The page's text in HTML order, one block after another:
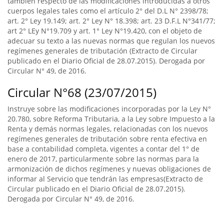
cuerpos legales tales como el artículo 2° del D.L N° 2398/78;
art. 2° Ley 19.149; art. 2° Ley N° 18.398; art. 23 D.F.L N°341/77;
art 2° LEy N°19.709 y art. 1° Ley N°19.420, con el objeto de
adecuar su texto a las nuevas normas que regulan los nuevos
regímenes generales de tributación (Extracto de Circular
publicado en el Diario Oficial de 28.07.2015). Derogada por
Circular N° 49, de 2016.
Circular N°68 (23/07/2015)
Instruye sobre las modificaciones incorporadas por la Ley N°
20.780, sobre Reforma Tributaria, a la Ley sobre Impuesto a la
Renta y demás normas legales, relacionadas con los nuevos
regímenes generales de tributación sobre renta efectiva en
base a contabilidad completa, vigentes a contar del 1° de
enero de 2017, particularmente sobre las normas para la
armonización de dichos regímenes y nuevas obligaciones de
informar al Servicio que tendrán las empresas(Extracto de
Circular publicado en el Diario Oficial de 28.07.2015).
Derogada por Circular N° 49, de 2016.